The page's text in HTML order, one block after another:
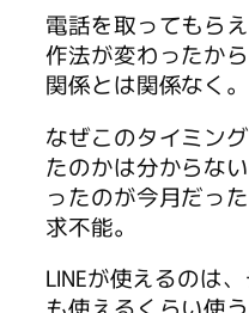
電話を取ってもら
作法が変わったか
関係とは関係なく。
なぜこのタイミン
たのかは分からな
ったのが今月だっ
求不能。
LINEが使えるのは